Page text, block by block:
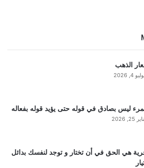
الذهب
4, 2026
ليس بصادق في قوله حتى يؤيد قوله بفعاله
25, 2026
هي الحق في أن تختار و توجد لنفسك بدائل